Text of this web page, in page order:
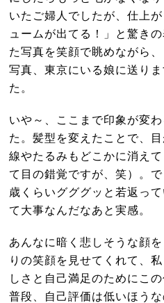
いたご婦人でしたが、仕上
ュームが出てる！」と驚き
た写真を笑顔で眺めながら
写真、東京にいる娘に送り
た。
いや～、ここまで印象が変
た。髪型を変えたことで、
線やたるみもどこかに消え
て目の錯覚ですが、笑）。
歳くらいグググッと若返っ
て大事なんだなあと実感。
あんなに暗く悲しそうな顔
りの笑顔を見せてくれて、
しさと自己満足のためにこ
普段、自己評価は低いほう